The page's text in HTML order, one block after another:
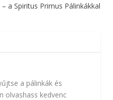
a Spiritus Primus Pálinkákkal
a pálinkák és
olvashass kedvenc